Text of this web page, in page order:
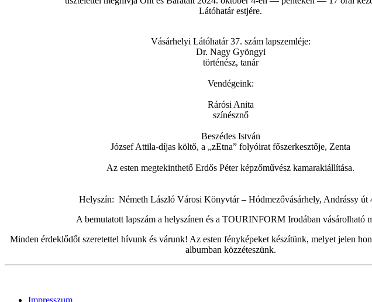
Látóhatár estjére.
Vásárhelyi Látóhatár 37. szám lapszemléje:
Dr. Nagy Gyöngyi
történész, tanár
Vendégeink:
Rárósi Anita
színésznő
Beszédes István
József Attila-díjas költő, a „zEtna” folyóirat főszerkesztője, Zenta
Az esten megtekinthető Erdős Péter képzőművész kamarakiállítása.
Helyszín: Németh László Városi Könyvtár – Hódmezővásárhely, Andrássy út
A bemutatott lapszám a helyszínen és a TOURINFORM Irodában vásárolható
Minden érdeklődőt szeretettel hívunk és várunk! Az esten fényképeket készítünk, melyet jelen
albumban közzéteszünk.
Impresszum